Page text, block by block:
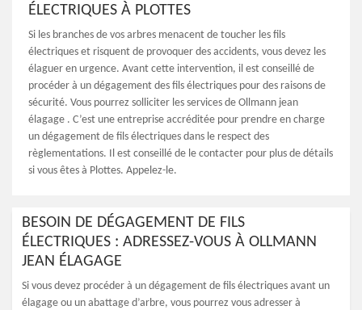
ÉLECTRIQUES À PLOTTES
Si les branches de vos arbres menacent de toucher les fils
électriques et risquent de provoquer des accidents, vous devez les
élaguer en urgence. Avant cette intervention, il est conseillé de
procéder à un dégagement des fils électriques pour des raisons de
sécurité. Vous pourrez solliciter les services de Ollmann jean
élagage . C’est une entreprise accréditée pour prendre en charge
un dégagement de fils électriques dans le respect des
règlementations. Il est conseillé de le contacter pour plus de détails
si vous êtes à Plottes. Appelez-le.
BESOIN DE DÉGAGEMENT DE FILS
ÉLECTRIQUES : ADRESSEZ-VOUS À OLLMANN
JEAN ÉLAGAGE
Si vous devez procéder à un dégagement de fils électriques avant un
élagage ou un abattage d’arbre, vous pourrez vous adresser à